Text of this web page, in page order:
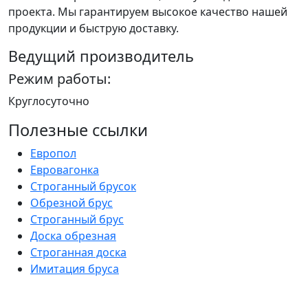
проекта. Мы гарантируем высокое качество нашей
продукции и быструю доставку.
Ведущий производитель
Режим работы:
Круглосуточно
Полезные ссылки
Европол
Евровагонка
Строганный брусок
Обрезной брус
Строганный брус
Доска обрезная
Строганная доска
Имитация бруса